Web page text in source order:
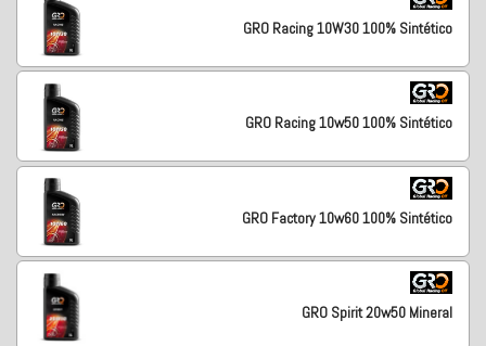
GRO Racing 10W30 100% Sintético
GRO Racing 10w50 100% Sintético
GRO Factory 10w60 100% Sintético
GRO Spirit 20w50 Mineral